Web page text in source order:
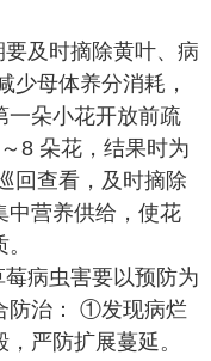
要及时摘除黄叶、病
少母体养分消耗，
一朵小花开放前疏
8 朵花，结果时为
回查看，及时摘除
中营养供给，使花
莓病虫害要以预防为
防治： ①发现病烂
严防扩展蔓延。